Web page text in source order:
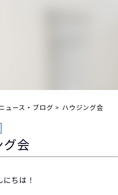
ュース・ブログ ハウジング会
グ会
にちは！